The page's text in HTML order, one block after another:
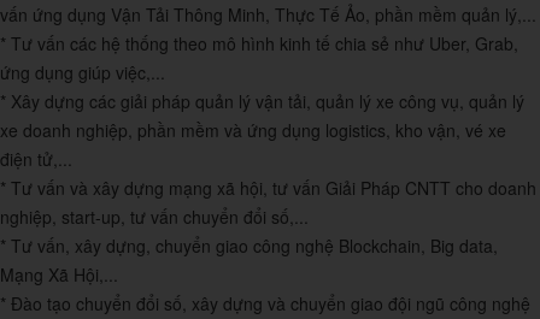
vấn ứng dụng Vận Tải Thông Minh, Thực Tế Ảo, phần mềm quản lý,...
* Tư vấn các hệ thống theo mô hình kinh tế chia sẻ như Uber, Grab,
ứng dụng giúp việc,...
* Xây dựng các giải pháp quản lý vận tải, quản lý xe công vụ, quản lý
xe doanh nghiệp, phần mềm và ứng dụng logistics, kho vận, vé xe
điện tử,...
* Tư vấn và xây dựng mạng xã hội, tư vấn Giải Pháp CNTT cho doanh
nghiệp, start-up, tư vấn chuyển đổi số,...
* Tư vấn, xây dựng, chuyển giao công nghệ Blockchain, Big data,
Mạng Xã Hội,...
* Đào tạo chuyển đổi số, xây dựng và chuyển giao đội ngũ công nghệ